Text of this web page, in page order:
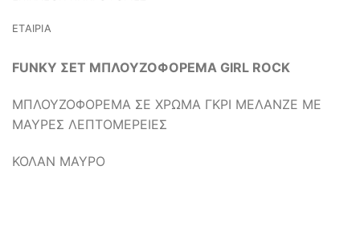
ΕΤΑΙΡΊΑ
FUNKY ΣΕΤ ΜΠΛΟΥΖΟΦΟΡΕΜΑ GIRL ROCK
ΜΠΛΟΥΖΟΦΟΡΕΜΑ ΣΕ ΧΡΩΜΑ ΓΚΡΙ ΜΕΛΑΝΖΕ ΜΕ
ΜΑΥΡΕΣ ΛΕΠΤΟΜΕΡΕΙΕΣ
ΚΟΛΑΝ ΜΑΥΡΟ